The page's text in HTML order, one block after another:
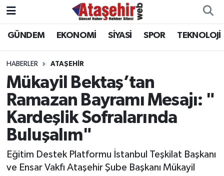
GÜNDEM EKONOMİ SİYASİ SPOR TEKNOLOJİ
HABERLER ATAŞEHİR
Mükayil Bektaş’tan
Ramazan Bayramı Mesajı: "
Kardeşlik Sofralarında
Buluşalım"
Eğitim Destek Platformu İstanbul Teşkilat Başkanı
ve Ensar Vakfı Ataşehir Şube Başkanı Mükayil
Hava Durumu
Trafik Durumu
Süper Lig Puan Durumu ve Fikstür
Tüm Manşetler
Son Dakika Haberleri
Haber Arşivi